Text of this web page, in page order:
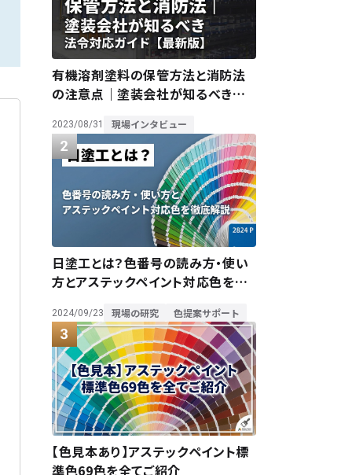
有機溶剤塗料の保管方法と消防法
の注意点｜塗装会社が知るべき法
2023/08/31 現場インタビュー
日塗工とは？色番号の読み方・使い
方とアステックペイント対応色を徹
2024/09/23 現場の研究 色提案サポート
【色見本あり】アステックペイント標
準色69色を全てご紹介